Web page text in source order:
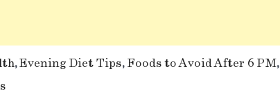
,Evening Diet Tips,Foods to Avoid After 6 PM,